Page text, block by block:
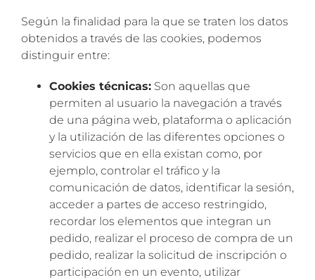
Según la finalidad para la que se traten los datos
obtenidos a través de las cookies, podemos
distinguir entre:
Cookies técnicas: Son aquellas que
permiten al usuario la navegación a través
de una página web, plataforma o aplicación
y la utilización de las diferentes opciones o
servicios que en ella existan como, por
ejemplo, controlar el tráfico y la
comunicación de datos, identificar la sesión,
acceder a partes de acceso restringido,
recordar los elementos que integran un
pedido, realizar el proceso de compra de un
pedido, realizar la solicitud de inscripción o
participación en un evento, utilizar